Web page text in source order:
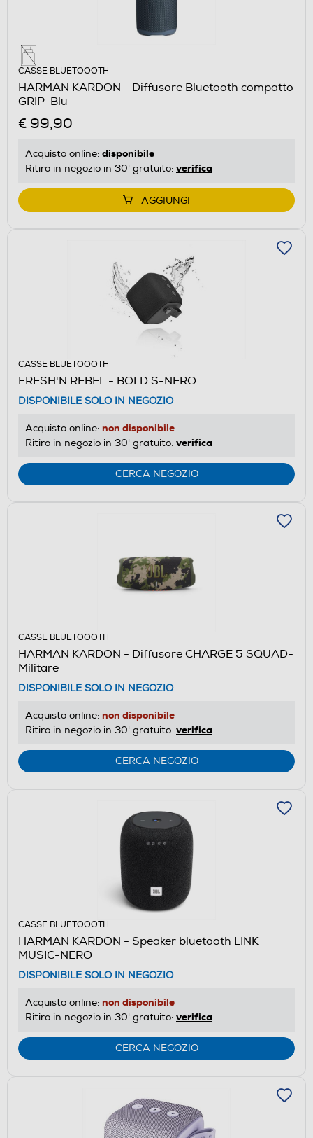
CASSE BLUETOOOTH
HARMAN KARDON - Diffusore Bluetooth compatto
GRIP-Blu
€ 99,90
Acquisto online: disponibile
Ritiro in negozio in 30' gratuito: verifica
AGGIUNGI
CASSE BLUETOOOTH
FRESH'N REBEL - BOLD S-NERO
DISPONIBILE SOLO IN NEGOZIO
Acquisto online: non disponibile
Ritiro in negozio in 30' gratuito: verifica
CERCA NEGOZIO
CASSE BLUETOOOTH
HARMAN KARDON - Diffusore CHARGE 5 SQUAD-
Militare
DISPONIBILE SOLO IN NEGOZIO
Acquisto online: non disponibile
Ritiro in negozio in 30' gratuito: verifica
CERCA NEGOZIO
CASSE BLUETOOOTH
HARMAN KARDON - Speaker bluetooth LINK
MUSIC-NERO
DISPONIBILE SOLO IN NEGOZIO
Acquisto online: non disponibile
Ritiro in negozio in 30' gratuito: verifica
CERCA NEGOZIO